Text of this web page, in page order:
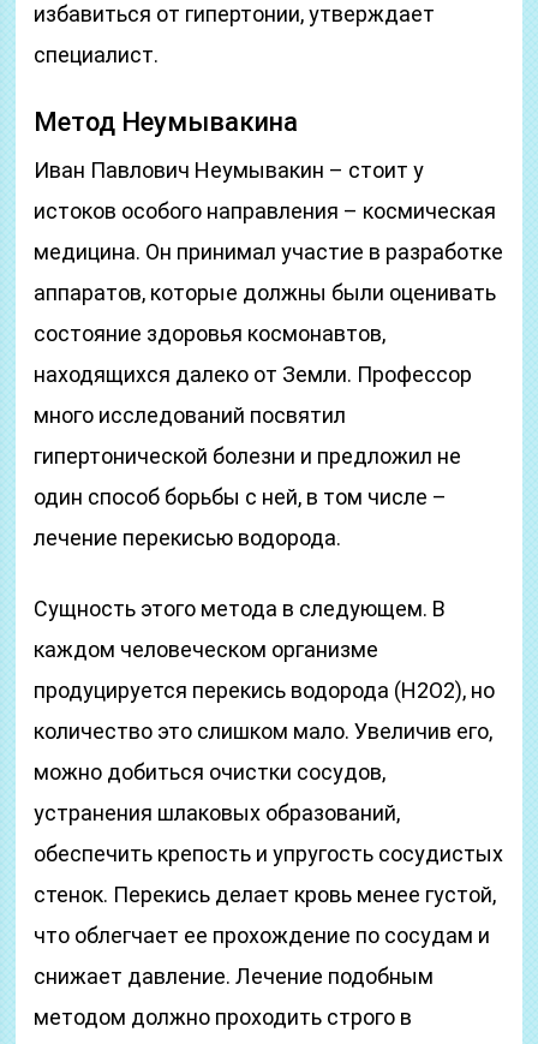
избавиться от гипертонии, утверждает
специалист.
Метод Неумывакина
Иван Павлович Неумывакин – стоит у
истоков особого направления – космическая
медицина. Он принимал участие в разработке
аппаратов, которые должны были оценивать
состояние здоровья космонавтов,
находящихся далеко от Земли. Профессор
много исследований посвятил
гипертонической болезни и предложил не
один способ борьбы с ней, в том числе –
лечение перекисью водорода.
Сущность этого метода в следующем. В
каждом человеческом организме
продуцируется перекись водорода (Н2О2), но
количество это слишком мало. Увеличив его,
можно добиться очистки сосудов,
устранения шлаковых образований,
обеспечить крепость и упругость сосудистых
стенок. Перекись делает кровь менее густой,
что облегчает ее прохождение по сосудам и
снижает давление. Лечение подобным
методом должно проходить строго в